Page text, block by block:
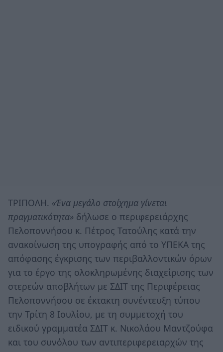
ΤΡΙΠΟΛΗ. «Ένα μεγάλο στοίχημα γίνεται
πραγματικότητα» δήλωσε ο περιφερειάρχης
Πελοποννήσου κ. Πέτρος Τατούλης κατά την
ανακοίνωση της υπογραφής από το ΥΠΕΚΑ της
απόφασης έγκρισης των περιβαλλοντικών όρων
για το έργο της ολοκληρωμένης διαχείρισης των
στερεών αποβλήτων με ΣΔΙΤ της Περιφέρειας
Πελοποννήσου σε έκτακτη συνέντευξη τύπου
την Τρίτη 8 Ιουλίου, με τη συμμετοχή του
ειδικού γραμματέα ΣΔΙΤ κ. Νικολάου Μαντζούφα
και του συνόλου των αντιπεριφερειαρχών της